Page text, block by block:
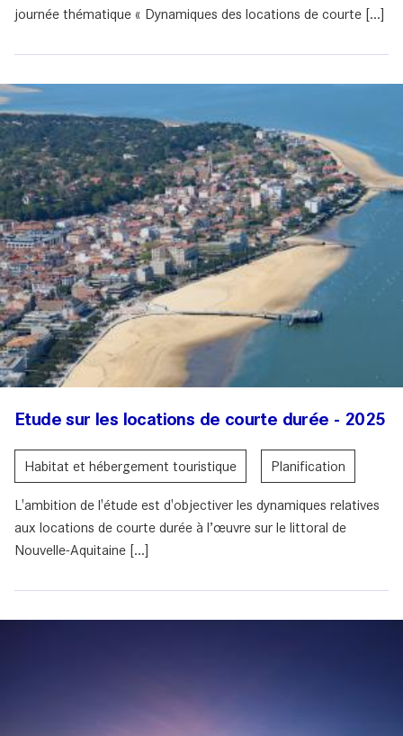
journée thématique « Dynamiques des locations de courte [...]
Etude sur les locations de courte durée - 2025
Habitat et hébergement touristique Planification
L'ambition de l'étude est d'objectiver les dynamiques relatives
aux locations de courte durée à l’œuvre sur le littoral de
Nouvelle-Aquitaine [...]